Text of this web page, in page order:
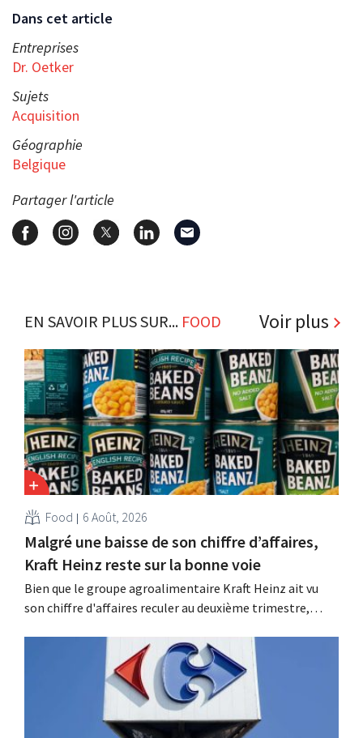
Dans cet article
Entreprises
Dr. Oetker
Sujets
Acquisition
Géographie
Belgique
Partager l'article
EN SAVOIR PLUS SUR... FOOD Voir plus
Food 6 Août, 2026
Malgré une baisse de son chiffre d’affaires,
Kraft Heinz reste sur la bonne voie
Bien que le groupe agroalimentaire Kraft Heinz ait vu
son chiffre d'affaires reculer au deuxième trimestre,
aux prévisions. La multinationale augmente ses
investissements et revoit ses prévisions à la hausse.